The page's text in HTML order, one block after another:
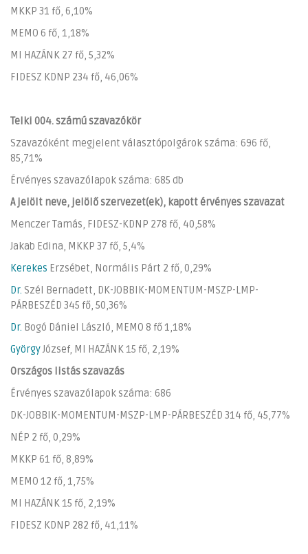
MKKP 31 fő, 6,10%
MEMO 6 fő, 1,18%
MI HAZÁNK 27 fő, 5,32%
FIDESZ KDNP 234 fő, 46,06%
Telki 004. számú szavazókör
Szavazóként megjelent választópolgárok száma: 696 fő,
85,71%
Érvényes szavazólapok száma: 685 db
A jelölt neve, jelölő szervezet(ek), kapott érvényes szavazat
Menczer Tamás, FIDESZ-KDNP 278 fő, 40,58%
Jakab Edina, MKKP 37 fő, 5,4%
Kerekes Erzsébet, Normális Párt 2 fő, 0,29%
Dr. Szél Bernadett, DK-JOBBIK-MOMENTUM-MSZP-LMP-
PÁRBESZÉD 345 fő, 50,36%
Dr. Bogó Dániel László, MEMO 8 fő 1,18%
GyörgyJózsef, MI HAZÁNK 15 fő, 2,19%
Országos listás szavazás
Érvényes szavazólapok száma: 686
DK-JOBBIK-MOMENTUM-MSZP-LMP-PÁRBESZÉD 314 fő, 45,77%
NÉP 2 fő, 0,29%
MKKP 61 fő, 8,89%
MEMO 12 fő, 1,75%
MI HAZÁNK 15 fő, 2,19%
FIDESZ KDNP 282 fő, 41,11%